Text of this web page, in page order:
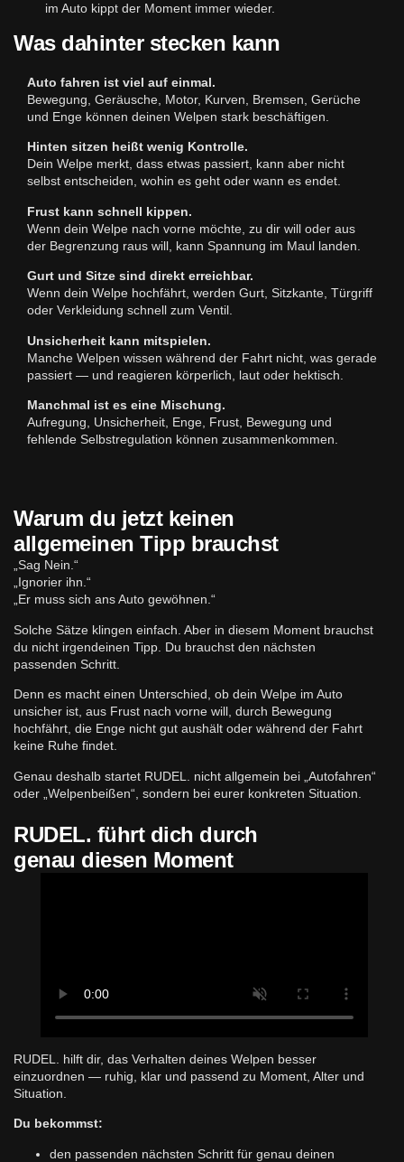
im Auto kippt der Moment immer wieder.
Was dahinter stecken kann
Auto fahren ist viel auf einmal.
Bewegung, Geräusche, Motor, Kurven, Bremsen, Gerüche
und Enge können deinen Welpen stark beschäftigen.
Hinten sitzen heißt wenig Kontrolle.
Dein Welpe merkt, dass etwas passiert, kann aber nicht
selbst entscheiden, wohin es geht oder wann es endet.
Frust kann schnell kippen.
Wenn dein Welpe nach vorne möchte, zu dir will oder aus
der Begrenzung raus will, kann Spannung im Maul landen.
Gurt und Sitze sind direkt erreichbar.
Wenn dein Welpe hochfährt, werden Gurt, Sitzkante, Türgriff
oder Verkleidung schnell zum Ventil.
Unsicherheit kann mitspielen.
Manche Welpen wissen während der Fahrt nicht, was gerade
passiert — und reagieren körperlich, laut oder hektisch.
Manchmal ist es eine Mischung.
Aufregung, Unsicherheit, Enge, Frust, Bewegung und
fehlende Selbstregulation können zusammenkommen.
Warum du jetzt keinen
allgemeinen Tipp brauchst
„Sag Nein.“
„Ignorier ihn.“
„Er muss sich ans Auto gewöhnen.“
Solche Sätze klingen einfach. Aber in diesem Moment brauchst
du nicht irgendeinen Tipp. Du brauchst den nächsten
passenden Schritt.
Denn es macht einen Unterschied, ob dein Welpe im Auto
unsicher ist, aus Frust nach vorne will, durch Bewegung
hochfährt, die Enge nicht gut aushält oder während der Fahrt
keine Ruhe findet.
Genau deshalb startet RUDEL. nicht allgemein bei „Autofahren“
oder „Welpenbeißen“, sondern bei eurer konkreten Situation.
RUDEL. führt dich durch
genau diesen Moment
RUDEL. hilft dir, das Verhalten deines Welpen besser
einzuordnen — ruhig, klar und passend zu Moment, Alter und
Situation.
Du bekommst:
den passenden nächsten Schritt für genau deinen